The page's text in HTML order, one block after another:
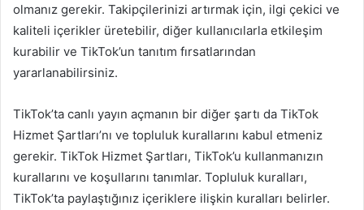
olmanız gerekir. Takipçilerinizi artırmak için, ilgi çekici ve
kaliteli içerikler üretebilir, diğer kullanıcılarla etkileşim
kurabilir ve TikTok’un tanıtım fırsatlarından
yararlanabilirsiniz.
TikTok’ta canlı yayın açmanın bir diğer şartı da TikTok
Hizmet Şartları’nı ve topluluk kurallarını kabul etmeniz
gerekir. TikTok Hizmet Şartları, TikTok’u kullanmanızın
kurallarını ve koşullarını tanımlar. Topluluk kuralları,
TikTok’ta paylaştığınız içeriklere ilişkin kuralları belirler.